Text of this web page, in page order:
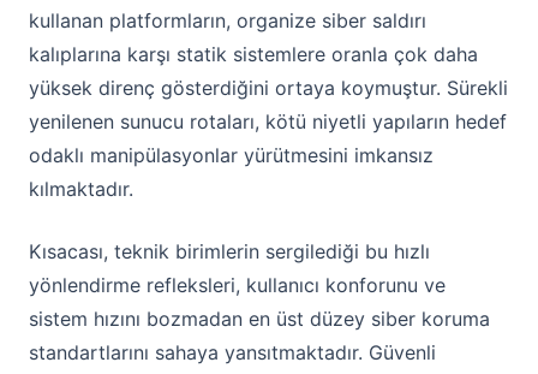
kullanan platformların, organize siber saldırı
kalıplarına karşı statik sistemlere oranla çok daha
yüksek direnç gösterdiğini ortaya koymuştur. Sürekli
yenilenen sunucu rotaları, kötü niyetli yapıların hedef
odaklı manipülasyonlar yürütmesini imkansız
kılmaktadır.
Kısacası, teknik birimlerin sergilediği bu hızlı
yönlendirme refleksleri, kullanıcı konforunu ve
sistem hızını bozmadan en üst düzey siber koruma
standartlarını sahaya yansıtmaktadır. Güvenli